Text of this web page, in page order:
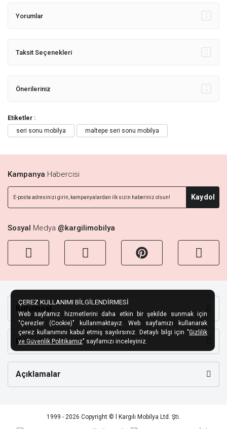
Yorumlar
Taksit Seçenekleri
Önerileriniz
Etiketler :
seri sonu mobilya
maltepe seri sonu mobilya
Kampanya Habercisi
Kaydol
Sosyal Medya @kargilimobilya
Kurumsal
Keşfet
Açıklamalar
1999 - 2026 Copyright © l Kargılı Mobilya Ltd. Şti.
ÇEREZ KULLANIMI BİLGİLENDİRMESİ
Web sayfamız hizmetlerini daha etkin bir şekilde sunmak için
"Çerezler (Cookie)" kullanmaktayız. Web sayfamızı kullanarak
çerez kullanımını kabul etmiş sayılırsınız. Detaylı bilgi için "Gizlilik
ve Güvenlik Politikamız" sayfamızı inceleyiniz.